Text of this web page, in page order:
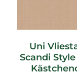
Uni
Scandi